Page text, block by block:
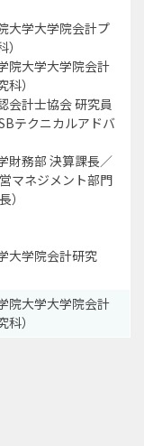
大学大学院会計プ
院大学大学院会計
）
会計士協会 研究員
テクニカルアドバ
財務部 決算課長／
マネジメント部門
）
大学院会計研究
院大学大学院会計
）